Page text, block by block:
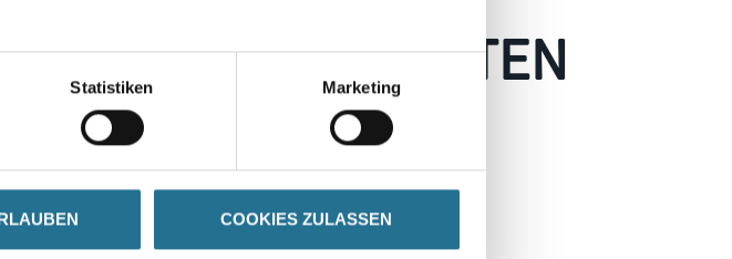
Statistiken Marketing
COOKIES ZULASSEN
IST AUFGETRETEN
das Problem so schnell wie möglich beheben.
Shop und lassen Sie sich inspirieren.